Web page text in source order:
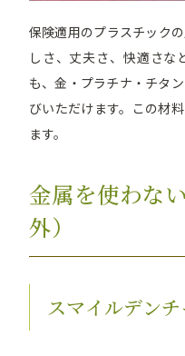
保険適用のプラスチック
しさ、丈夫さ、快適さな
も、金・プラチナ・チタ
びいただけます。この材
ます。
金属を使わな
外）
スマイルデンチ